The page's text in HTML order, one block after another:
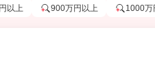
以上 900万円以上 1000万